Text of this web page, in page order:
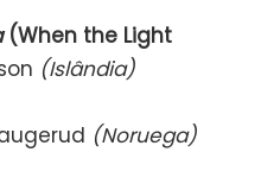
(When the Light
(Islândia)
(Noruega)